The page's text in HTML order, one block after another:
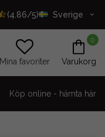
(4.86/5) Sverige
Mina favoriter
0
Varukorg
Köp online - hämta här